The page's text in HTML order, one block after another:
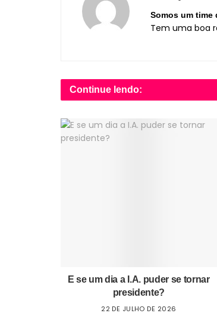
Somos um
Tem uma boa
Continue lendo:
E se um dia a I.A. puder se tornar
presidente?
22 DE JULHO DE 2026